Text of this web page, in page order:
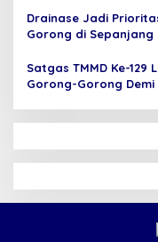
Drainase Jadi
Gorong di
Satgas TMMD Ke-
Gorong-Gorong